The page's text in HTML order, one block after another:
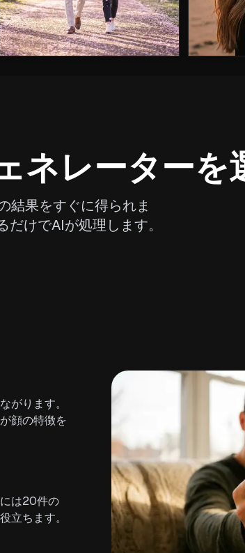
ネレーターを
結果をすぐに得られま
けでAIが処理します。
がります。
顔の特徴を
は20件の
立ちます。